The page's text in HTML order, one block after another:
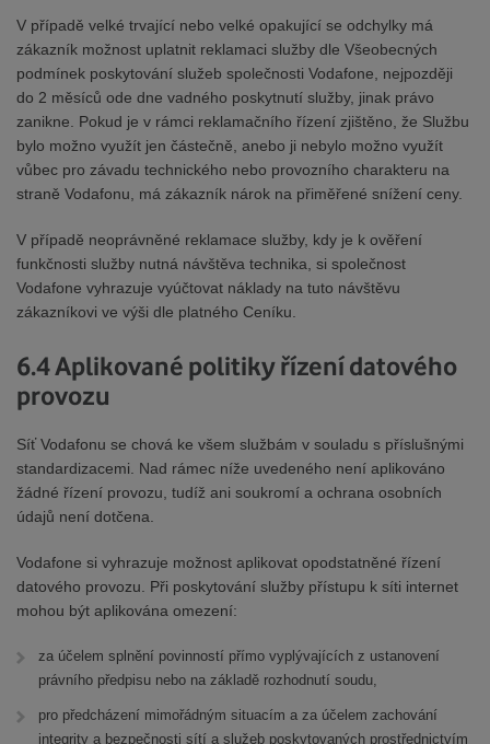
V případě velké trvající nebo velké opakující se odchylky má
zákazník možnost uplatnit reklamaci služby dle Všeobecných
podmínek poskytování služeb společnosti Vodafone, nejpozději
do 2 měsíců ode dne vadného poskytnutí služby, jinak právo
zanikne. Pokud je v rámci reklamačního řízení zjištěno, že Službu
bylo možno využít jen částečně, anebo ji nebylo možno využít
vůbec pro závadu technického nebo provozního charakteru na
straně Vodafonu, má zákazník nárok na přiměřené snížení ceny.
V případě neoprávněné reklamace služby, kdy je k ověření
funkčnosti služby nutná návštěva technika, si společnost
Vodafone vyhrazuje vyúčtovat náklady na tuto návštěvu
zákazníkovi ve výši dle platného Ceníku.
6.4 Aplikované politiky řízení datového
provozu
Síť Vodafonu se chová ke všem službám v souladu s příslušnými
standardizacemi. Nad rámec níže uvedeného není aplikováno
žádné řízení provozu, tudíž ani soukromí a ochrana osobních
údajů není dotčena.
Vodafone si vyhrazuje možnost aplikovat opodstatněné řízení
datového provozu. Při poskytování služby přístupu k síti internet
mohou být aplikována omezení:
za účelem splnění povinností přímo vyplývajících z ustanovení
právního předpisu nebo na základě rozhodnutí soudu,
pro předcházení mimořádným situacím a za účelem zachování
integrity a bezpečnosti sítí a služeb poskytovaných prostřednictvím